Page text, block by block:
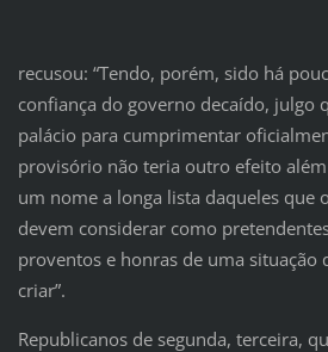
recusou: “Tendo, porém, sido há
confiança do governo decaído, julgo
palácio para cumprimentar
provisório não teria outro efeito
um nome a longa lista daqueles que
devem considerar como
proventos e honras de uma situação
criar”.
Republicanos de segunda, terceira,